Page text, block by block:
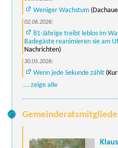
Weniger Wachstum
02.06.2026:
81-Jährige treibt leblos im
Badegäste reanimieren sie am
Nachrichten)
30.05.2026:
Wenn jede Sekunde zählt
... zeige alle